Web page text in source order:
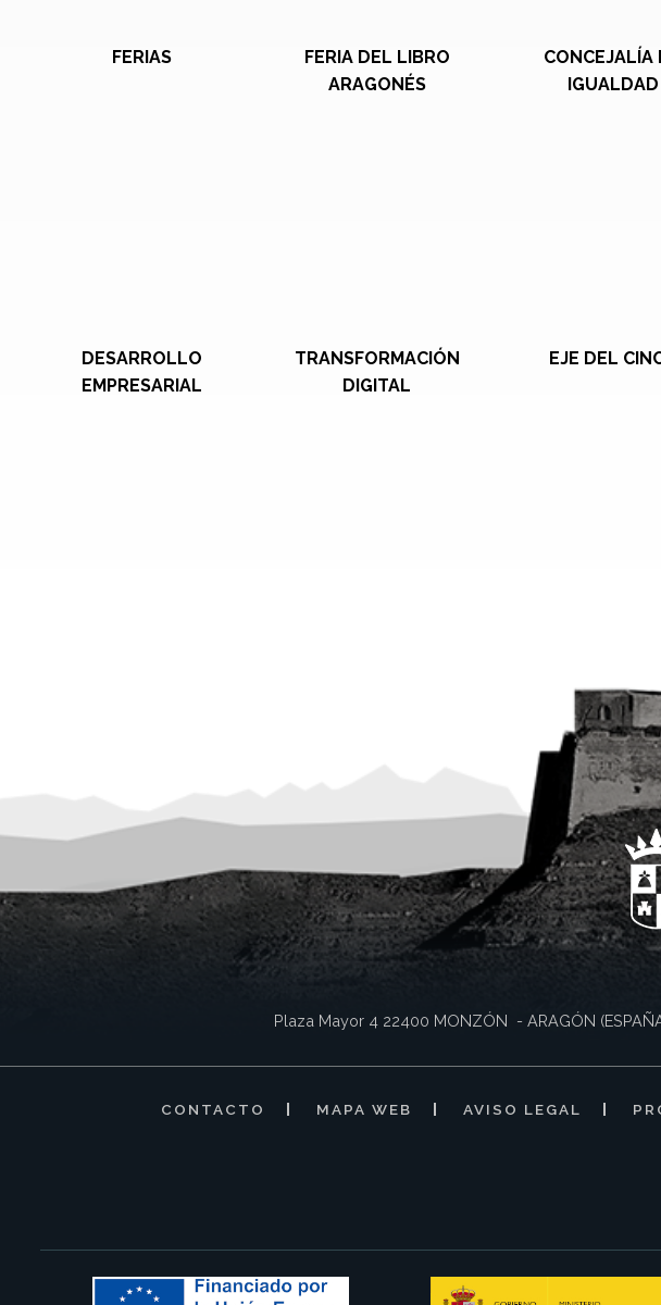
FERIAS
FERIA DEL LIBRO
ARAGONÉS
CONCEJALÍA
IGUALDAD
DESARROLLO
EMPRESARIAL
TRANSFORMACIÓN
DIGITAL
EJE DEL
Plaza Mayor 4 22400 MONZÓN - ARAGÓN
CONTACTO MAPA WEB AVISO LEGAL